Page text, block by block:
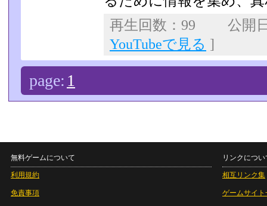
再生回数：99 公開
YouTubeで見る ]
page: 1
無料ゲームについて
利用規約
免責事項
リンクについ
相互リンク集
ゲームサイト